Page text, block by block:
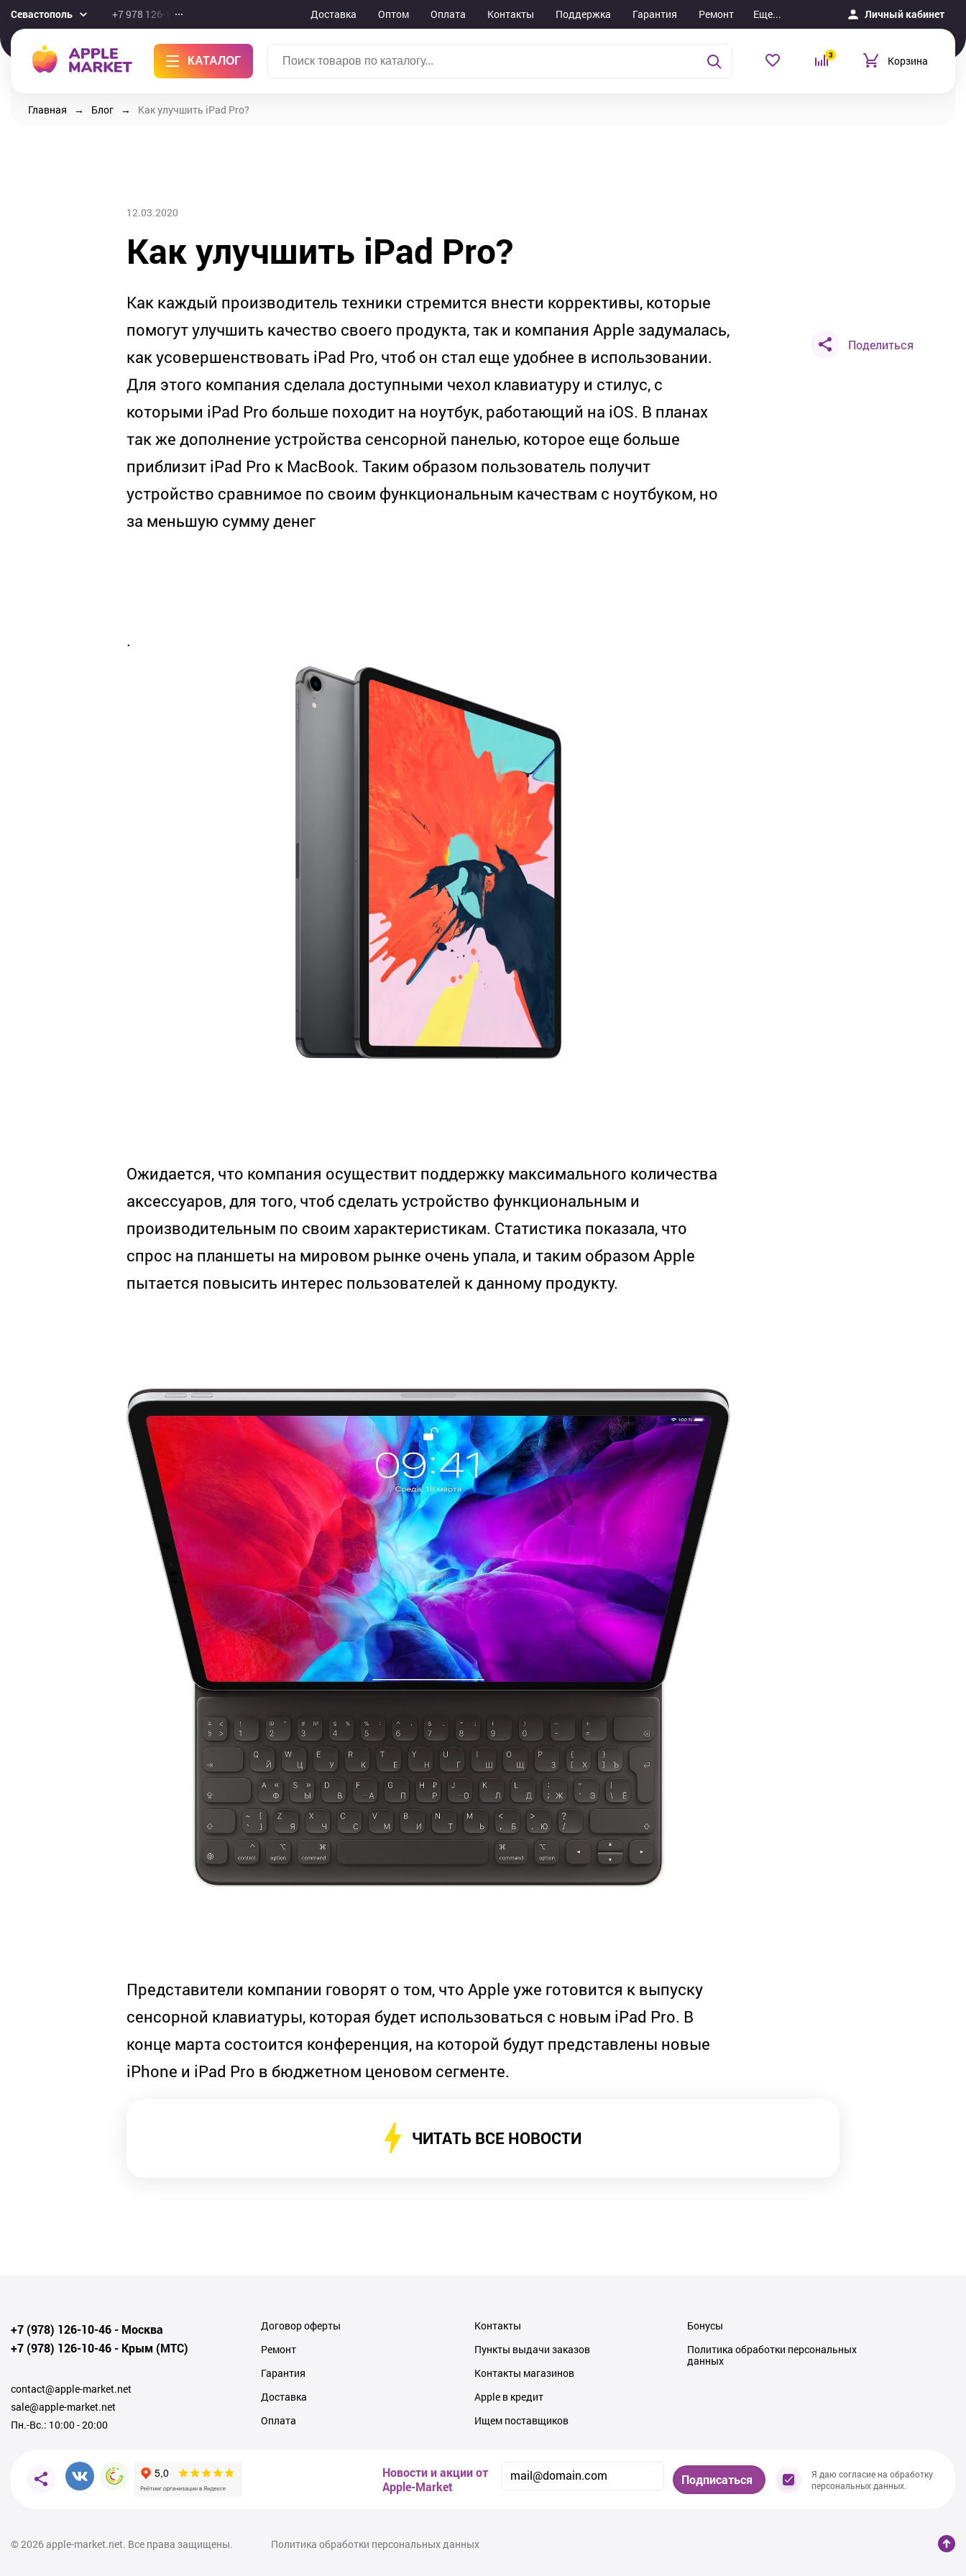
Севастополь +7 978 126-10-46 Доставка Оптом Оплата Контакты Поддержка Гарантия Ремонт Еще... Личный кабинет
КАТАЛОГ 3 Корзина
Главная Блог Как улучшить iPad Pro?
12.03.2020
Как улучшить iPad Pro?
Как каждый производитель техники стремится внести коррективы, которые
помогут улучшить качество своего продукта, так и компания Apple задумалась,
как усовершенствовать iPad Pro, чтоб он стал еще удобнее в использовании.
Для этого компания сделала доступными чехол клавиатуру и стилус, с
которыми iPad Pro больше походит на ноутбук, работающий на iOS. В планах
так же дополнение устройства сенсорной панелью, которое еще больше
приблизит iPad Pro к MacBook. Таким образом пользователь получит
устройство сравнимое по своим функциональным качествам с ноутбуком, но
за меньшую сумму денег
.
Ожидается, что компания осуществит поддержку максимального количества
аксессуаров, для того, чтоб сделать устройство функциональным и
производительным по своим характеристикам. Статистика показала, что
спрос на планшеты на мировом рынке очень упала, и таким образом Apple
пытается повысить интерес пользователей к данному продукту.
Представители компании говорят о том, что Apple уже готовится к выпуску
сенсорной клавиатуры, которая будет использоваться с новым iPad Pro. В
конце марта состоится конференция, на которой будут представлены новые
iPhone и iPad Pro в бюджетном ценовом сегменте.
Поделиться
ЧИТАТЬ ВСЕ НОВОСТИ
+7 (978) 126-10-46- Москва
+7 (978) 126-10-46- Крым (МТС)
contact@apple-market.net
sale@apple-market.net
Пн.-Вс.: 10:00 - 20:00
Договор оферты
Ремонт
Гарантия
Доставка
Оплата
Контакты
Пункты выдачи заказов
Контакты магазинов
Apple в кредит
Ищем поставщиков
Бонусы
Политика обработки персональных
данных
Новости и акции от
Apple-Market
Подписаться
Я даю согласие на обработку
персональных данных.
© 2026apple-market.net. Все права защищены. Политика обработки персональных данных